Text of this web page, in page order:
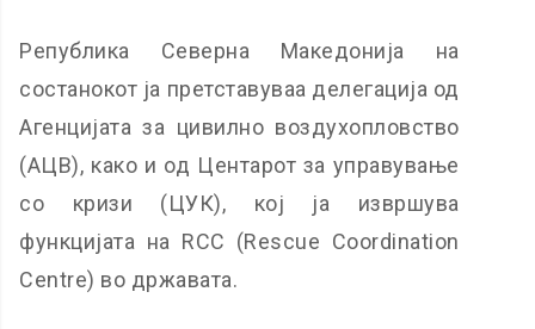
Република Северна Македонија на
состанокот ja претставуваа делегација од
Агенцијата за цивилно воздухопловство
(АЦВ), како и од Центарот за управување
со кризи (ЦУК), кој ја извршува
функцијата на RCC (Rescue Coordination
Centre) во државата.